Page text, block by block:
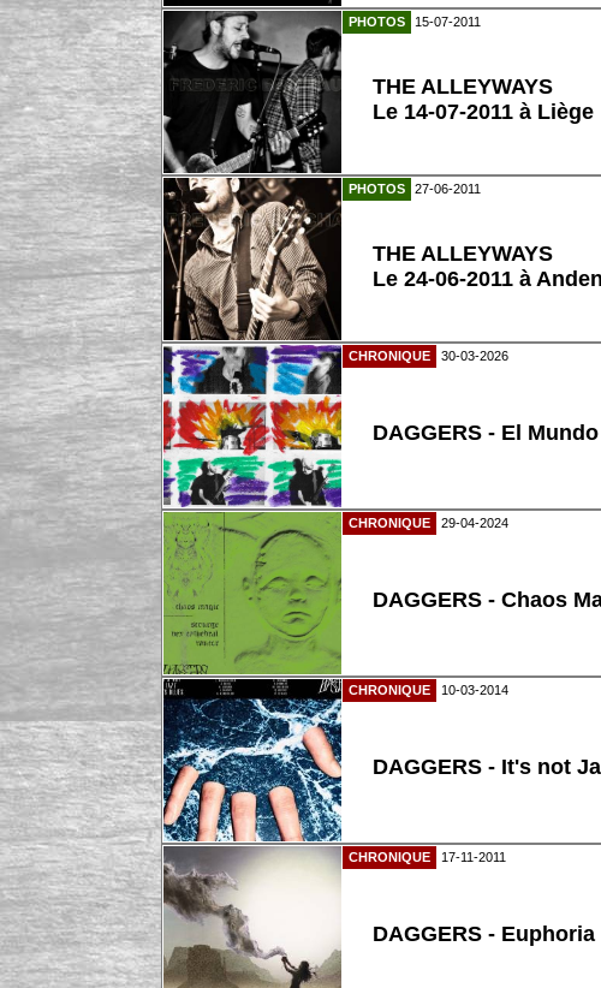
PHOTOS 15-07-2011
THE ALLEYWAYS
Le 14-07-2011 à Liège
PHOTOS 27-06-2011
THE ALLEYWAYS
Le 24-06-2011 à
CHRONIQUE 30-03-2026
DAGGERS - El
CHRONIQUE 29-04-2024
DAGGERS - Chaos
CHRONIQUE 10-03-2014
DAGGERS - It's not
CHRONIQUE 17-11-2011
DAGGERS - Euphoria